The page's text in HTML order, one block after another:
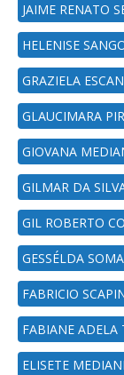
JAIME RENATO
HELENISE
GRAZIELA
GLAUCIMARA
GIOVANA
GILMAR DA
GIL ROBERTO
GESSÉLDA
FABRICIO
FABIANE ADELA
ELISETE